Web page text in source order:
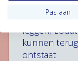
hebben
leggen,
kunnen
ontstaat.
Pas aan